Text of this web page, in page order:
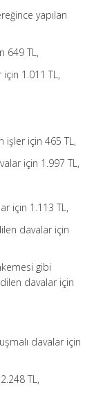
yapılan
649 TL,
1.011 TL,
işler için 465 TL,
için 1.997 TL,
için 1.113 TL,
davalar için
gibi
davalar için
davalar için
TL,